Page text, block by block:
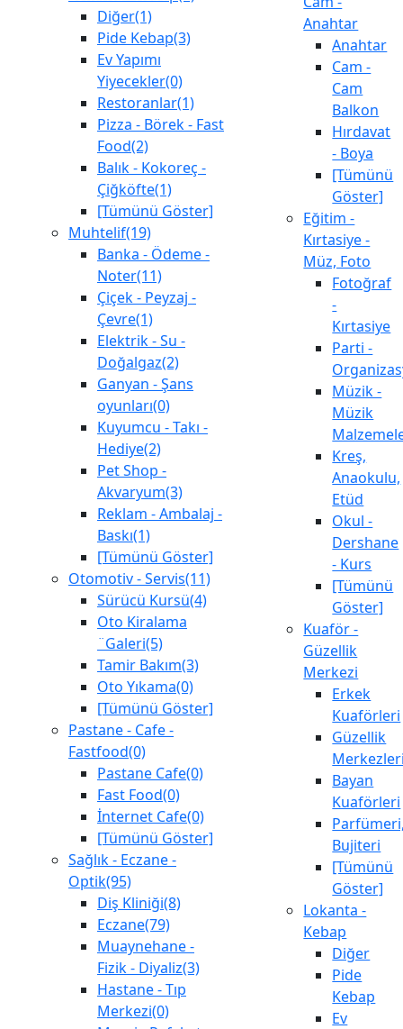
Diğer(1)
Pide Kebap(3)
Ev Yapımı
Yiyecekler(0)
Restoranlar(1)
Pizza - Börek - Fast
Food(2)
Balık - Kokoreç -
Çiğköfte(1)
[Tümünü Göster]
Muhtelif(19)
Banka - Ödeme -
Noter(11)
Çiçek - Peyzaj -
Çevre(1)
Elektrik - Su -
Doğalgaz(2)
Ganyan - Şans
oyunları(0)
Kuyumcu - Takı -
Hediye(2)
Pet Shop -
Akvaryum(3)
Reklam - Ambalaj -
Baskı(1)
[Tümünü Göster]
Otomotiv - Servis(11)
Sürücü Kursü(4)
Oto Kiralama
¨Galeri(5)
Tamir Bakım(3)
Oto Yıkama(0)
[Tümünü Göster]
Pastane - Cafe -
Fastfood(0)
Pastane Cafe(0)
Fast Food(0)
İnternet Cafe(0)
[Tümünü Göster]
Sağlık - Eczane -
Optik(95)
Diş Kliniği(8)
Eczane(79)
Muaynehane -
Fizik - Diyaliz(3)
Hastane - Tıp
Merkezi(0)
Anahtar
Anahtar
Cam -
Cam
Balkon
Hırdavat
- Boya
[Tümünü
Göster]
Eğitim -
Kırtasiye -
Müz, Foto
Fotoğraf
-
Kırtasiye
Parti -
Müzik -
Müzik
Kreş,
Anaokulu,
Etüd
Okul -
Dershane
- Kurs
[Tümünü
Göster]
Kuaför -
Güzellik
Merkezi
Erkek
Kuaförleri
Güzellik
Bayan
Kuaförleri
Bujiteri
[Tümünü
Göster]
Lokanta -
Kebap
Diğer
Pide
Kebap
Ev